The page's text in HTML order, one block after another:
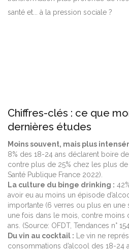
santé et... à la pression sociale ?
Chiffres-clés : ce que
dernières études
Moins souvent, mais plus
8% des 18-24 ans déclarent boire
contre plus de 25% chez les plus
Santé Publique France 2022).
La culture du binge drinking :
avoir eu au moins un épisode
importante (6 verres ou plus en une
une fois dans le mois, contre moins
ans. (Source: OFDT, Tendances n°
Du vin au cocktail : Le vin ne
consommations d’alcool des 18-24